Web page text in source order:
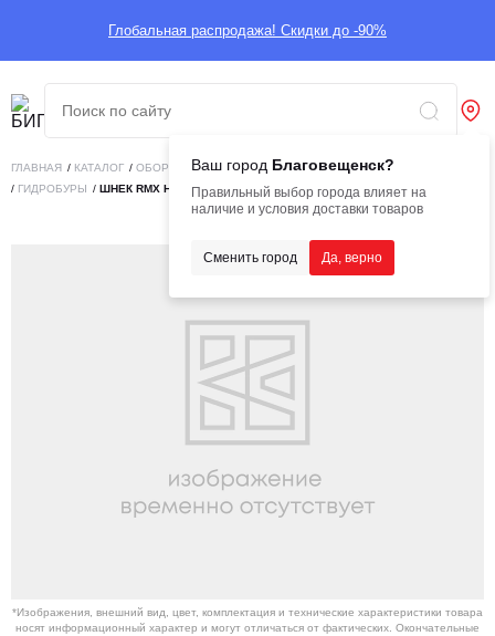
Глобальная распродажа! Скидки до -90%
Ваш город Благовещенск?
Правильный выбор города влияет на
наличие и условия доставки товаров
Сменить город Да, верно
ГЛАВНАЯ / КАТАЛОГ / ОБОРУДОВАНИЕ /НАВЕСНОЕ ОБОРУДОВАНИЕ
/ ГИДРОБУРЫ / ШНЕК RMX H7 150MM
*Изображения, внешний вид, цвет, комплектация и технические характеристики товара
носят информационный характер и могут отличаться от фактических. Окончательные